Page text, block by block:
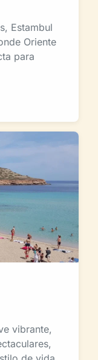
Estambul
Oriente
para
vibrante,